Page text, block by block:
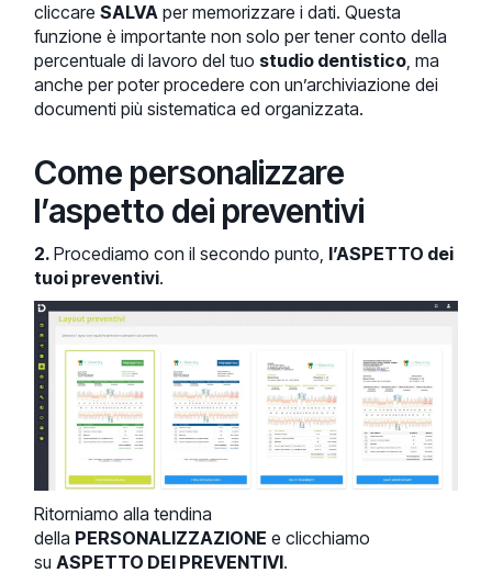
cliccareSALVA per memorizzare i dati. Questa
funzione è importante non solo per tener conto della
percentuale di lavoro del tuo studio dentistico, ma
anche per poter procedere con un’archiviazione dei
documenti più sistematica ed organizzata.
Come personalizzare
l’aspetto dei preventivi
2.Procediamo con il secondo punto, l’ASPETTO dei
tuoi preventivi.
Ritorniamo alla tendina
della PERSONALIZZAZIONE e clicchiamo
su ASPETTO DEI PREVENTIVI.